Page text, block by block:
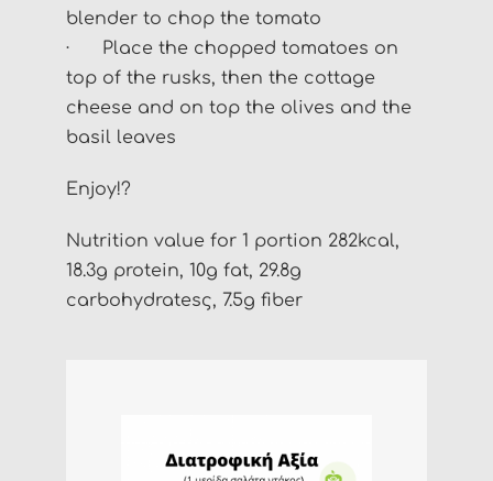
blender to chop the tomato
· Place the chopped tomatoes on
top of the rusks, then the cottage
cheese and on top the olives and the
basil leaves
Enjoy!?
Nutrition value for 1 portion 282kcal,
18.3g protein, 10g fat, 29.8g
carbohydratesς, 7.5g fiber